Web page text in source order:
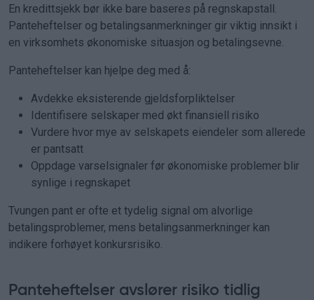
En kredittsjekk bør ikke bare baseres på regnskapstall.
Panteheftelser og betalingsanmerkninger gir viktig innsikt i
en virksomhets økonomiske situasjon og betalingsevne.
Panteheftelser kan hjelpe deg med å:
Avdekke eksisterende gjeldsforpliktelser
Identifisere selskaper med økt finansiell risiko
Vurdere hvor mye av selskapets eiendeler som allerede
er pantsatt
Oppdage varselsignaler før økonomiske problemer blir
synlige i regnskapet
Tvungen pant er ofte et tydelig signal om alvorlige
betalingsproblemer, mens betalingsanmerkninger kan
indikere forhøyet konkursrisiko.
Panteheftelser avslører risiko tidlig